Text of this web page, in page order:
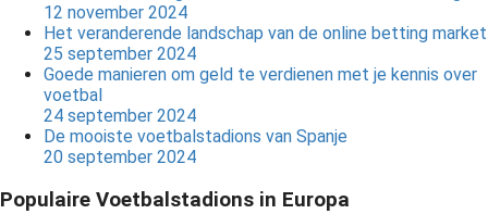
12 november 2024
Het veranderende landschap van de online betting market
25 september 2024
Goede manieren om geld te verdienen met je kennis over
voetbal
24 september 2024
De mooiste voetbalstadions van Spanje
20 september 2024
Populaire Voetbalstadions in Europa